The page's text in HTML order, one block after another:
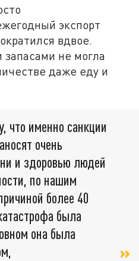
экспорт
вдвое.
не могла
даже еду и
именно санкции
очень
и здоровью людей
по нашим
более 40
была
она была